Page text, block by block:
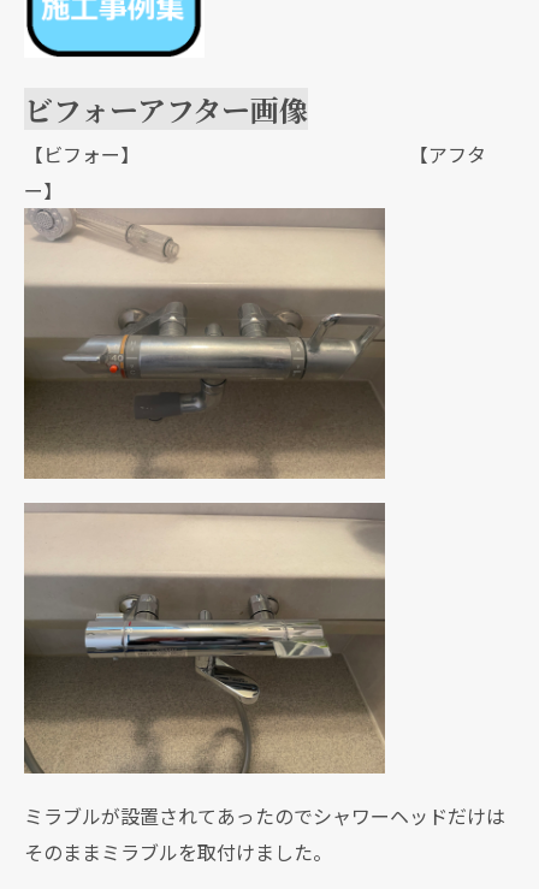
ビフォーアフター画像
【ビフォー】 【アフタ
ー】
ミラブルが設置されてあったのでシャワーヘッドだけは
そのままミラブルを取付けました。